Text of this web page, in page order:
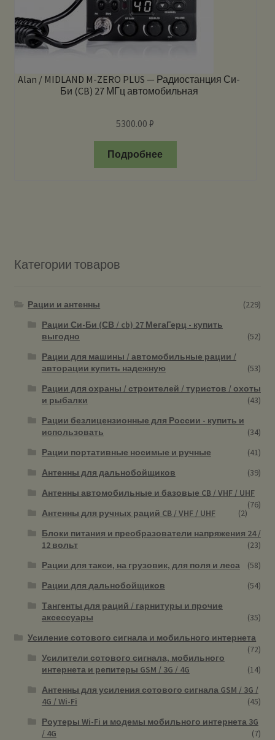
Alan / MIDLAND M-ZERO PLUS — Радиостанция Си-
Би (CB) 27 МГц автомобильная
5300.00₽
Подробнее
Категории товаров
Рации и антенны
(229)
Рации Си-Би (СВ / cb) 27 МегаГерц - купить
выгодно
(52)
Рации для машины / автомобильные рации /
авторации купить надежную
(53)
Рации для охраны / строителей / туристов / охоты
и рыбалки
(43)
Рации безлицензионные для России - купить и
использовать
(34)
Рации портативные носимые и ручные
(41)
Антенны для дальнобойщиков
(39)
Антенны автомобильные и базовые CB / VHF / UHF
(76)
Антенны для ручных раций CB / VHF / UHF
(2)
Блоки питания и преобразователи напряжения 24 /
12 вольт
(23)
Рации для такси, на грузовик, для поля и леса
(58)
Рации для дальнобойщиков
(54)
Тангенты для раций / гарнитуры и прочие
аксессуары
(35)
Усиление сотового сигнала и мобильного интернета
(72)
Усилители сотового сигнала, мобильного
интернета и репитеры GSM / 3G / 4G
(14)
Антенны для усиления сотового сигнала GSM / 3G /
4G / Wi-Fi
(45)
Роутеры Wi-Fi и модемы мобильного интернета 3G
/ 4G
(7)